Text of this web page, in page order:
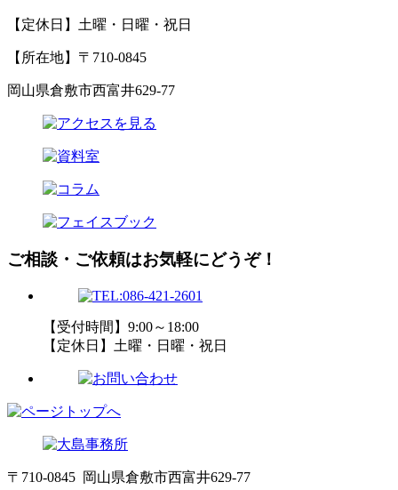
【定休日】土曜・日曜・祝日
【所在地】〒710-0845
岡山県倉敷市西富井629-77
ご相談・ご依頼はお気軽にどうぞ！
【受付時間】9:00～18:00
【定休日】土曜・日曜・祝日
〒710-0845 岡山県倉敷市西富井629-77